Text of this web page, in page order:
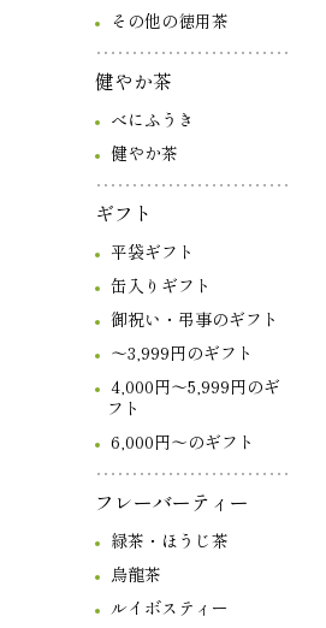
その他の徳用茶
健やか茶
べにふうき
健やか茶
ギフト
平袋ギフト
缶入りギフト
御祝い・弔事のギフト
～3,999円のギフト
4,000円～5,999円のギ
フト
6,000円～のギフト
フレーバーティー
緑茶・ほうじ茶
烏龍茶
ルイボスティー